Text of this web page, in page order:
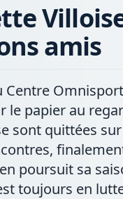
amis
le papier au
quittées
poursuit sa
toujours en